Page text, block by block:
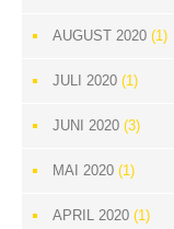
AUGUST 2020 (1)
JULI 2020 (1)
JUNI 2020 (3)
MAI 2020 (1)
APRIL 2020 (1)